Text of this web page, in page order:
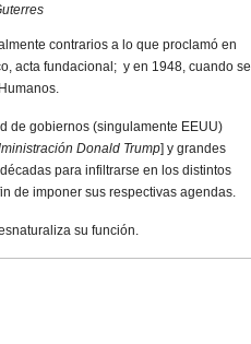
contrarios a lo que proclamó en
acta fundacional; y en 1948, cuando se
de gobiernos (singulamente EEUU)
Donald Trump] y grandes
para infiltrarse en los distintos
de imponer sus respectivas agendas.
su función.